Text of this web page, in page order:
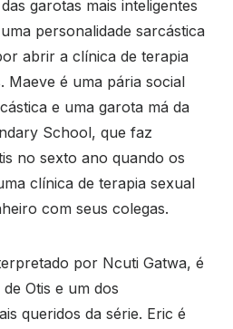
garotas mais inteligentes
personalidade sarcástica
abrir a clínica de terapia
Maeve é uma pária social
e uma garota má da
School, que faz
no sexto ano quando os
clínica de terapia sexual
com seus colegas.
por Ncuti Gatwa, é
Otis e um dos
queridos da série. Eric é